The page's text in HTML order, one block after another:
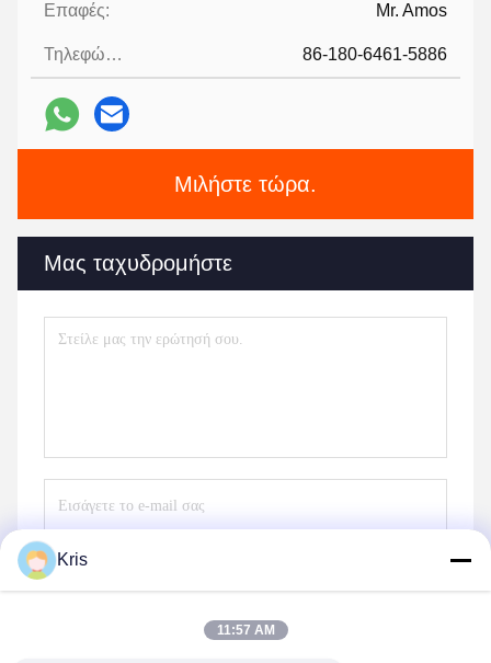
Επαφές: Mr. Amos
Τηλεφώνημα: 86-180-6461-5886
Μιλήστε τώρα.
Μας ταχυδρομήστε
Στείλετε
Kris
11:57 AM